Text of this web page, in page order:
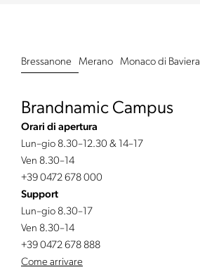
Bressanone Merano Monaco di Baviera
Brandnamic Campus
Orari di apertura
Lun–gio 8.30–12.30 & 14–17
Ven 8.30–14
+39 0472 678 000
Support
Lun–gio 8.30–17
Ven 8.30–14
+39 0472 678 888
Come arrivare